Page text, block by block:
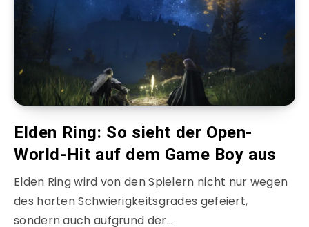
Elden Ring: So sieht der Open-
World-Hit auf dem Game Boy aus
Elden Ring wird von den Spielern nicht nur wegen
des harten Schwierigkeitsgrades gefeiert,
sondern auch aufgrund der…